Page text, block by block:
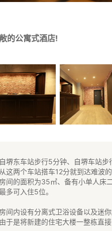
的公寓式酒店!
自堺东车站步行5分钟、自堺车站步
从这两个车站搭车12分就到达难波的
房间的面积为35㎡、备有小单人床
多可入住5位。
房间内设有分离式卫浴设备以及迷你
由于是将新建的住宅大楼一整栋直接